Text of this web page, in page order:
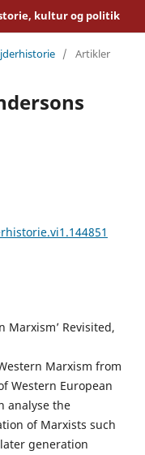
kultur og politik
/ Artikler
Marxism’ Revisited,
Marxism from
Western European
analyse the
of Marxists such
generation